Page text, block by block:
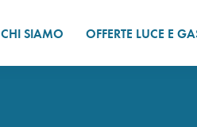
CHI SIAMO OFFERTE LUCE E